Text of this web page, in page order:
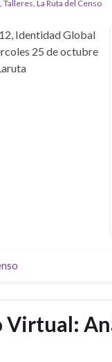
Talleres, La Ruta del Censo
Identidad Global
25 de octubre